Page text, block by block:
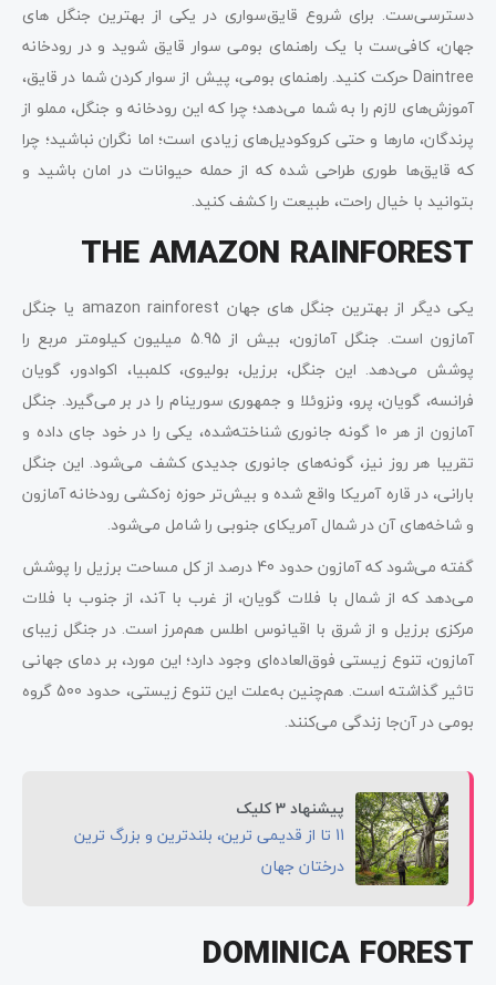
دسترسی‌ست. برای شروع قایق‌سواری در یکی از بهترین جنگل‌ های
جهان، کافی‌ست با یک راهنمای بومی سوار قایق شوید و در رودخانه
Daintree حرکت کنید. راهنمای بومی، پیش از سوار کردن شما در قایق،
آموزش‌های لازم را به شما می‌دهد؛ چرا که این رودخانه و جنگل، مملو از
پرندگان، مارها و حتی کروکودیل‌های زیادی‌ است؛ اما نگران نباشید؛ چرا
که قایق‌ها طوری طراحی شده که از حمله حیوانات در امان باشید و
بتوانید با خیال راحت، طبیعت را کشف کنید.
THE AMAZON RAINFOREST
یکی دیگر از بهترین جنگل ‌های جهان amazon rainforest یا جنگل
آمازون است. جنگل آمازون، بیش از 5.95 میلیون کیلومتر مربع را
پوشش می‌دهد. این جنگل، برزیل، بولیوی، کلمبیا، اکوادور، گویان
فرانسه، گویان، پرو، ونزوئلا و جمهوری سورینام را در بر می‌گیرد. جنگل
آمازون از هر 10 گونه جانوری شناخته‌شده، یکی را در خود جای داده و
تقریبا هر روز نیز، گونه‌های جانوری جدیدی کشف می‌شود. این جنگل
بارانی، در قاره آمریکا واقع شده و بیش‌تر حوزه زه‌کشی رودخانه آمازون
و شاخه‌های آن در شمال آمریکای جنوبی را شامل می‌شود.
گفته می‌شود که آمازون حدود 40 درصد از کل مساحت برزیل را پوشش
می‌دهد که از شمال با فلات گویان، از غرب با آند، از جنوب با فلات
مرکزی برزیل و از شرق با اقیانوس اطلس هم‌مرز است. در جنگل زیبای
آمازون، تنوع زیستی فوق‌العاده‌ای وجود دارد؛ این مورد، بر دمای جهانی
تاثیر گذاشته است. هم‌چنین به‌علت این تنوع زیستی، حدود 500 گروه
بومی در آن‌جا زندگی می‌کنند.
پیشنهاد 3 کلیک
11 تا از قدیمی ترین، بلندترین و بزرگ ترین
درختان جهان
DOMINICA FOREST